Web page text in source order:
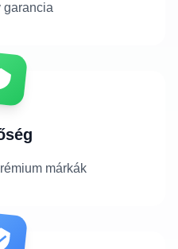
garancia
márkák